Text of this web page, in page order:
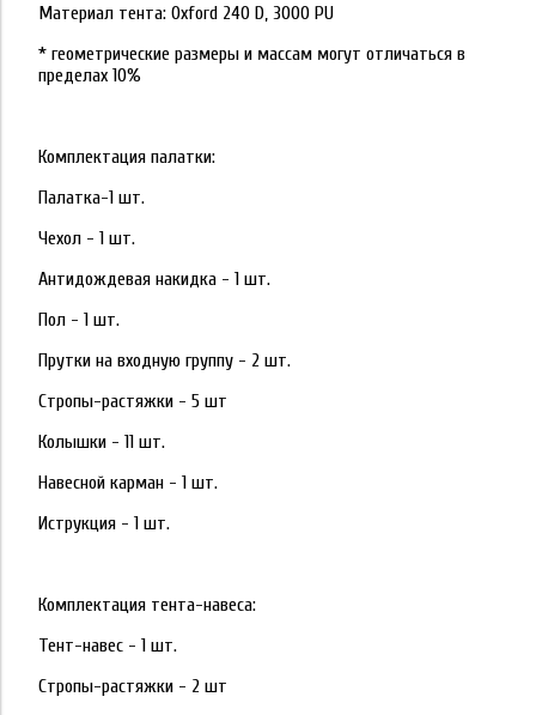
Материал тента: Oxford 240 D, 3000 PU
* геометрические размеры и массам могут отличаться в
пределах 10%
Комплектация палатки:
Палатка-1 шт.
Чехол - 1 шт.
Антидождевая накидка - 1 шт.
Пол - 1 шт.
Прутки на входную группу - 2 шт.
Стропы-растяжки - 5 шт
Колышки - 11 шт.
Навесной карман - 1 шт.
Иструкция - 1 шт.
Комплектация тента-навеса:
Тент-навес - 1 шт.
Стропы-растяжки - 2 шт